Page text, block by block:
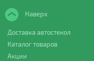
Наверх
Доставка автостекол
Каталог товаров
Акции